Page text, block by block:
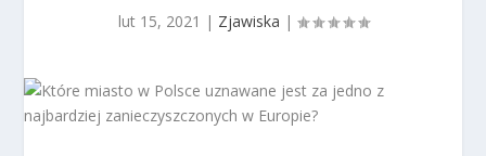
lut 15, 2021 | Zjawiska |